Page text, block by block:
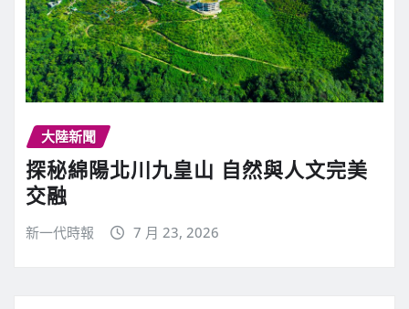
大陸新聞
探秘綿陽北川九皇山 自然與人文完美
交融
新一代時報 7 月 23, 2026